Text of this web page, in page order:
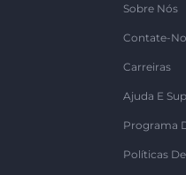
Sobre Nós
Contate-
Carreiras
Ajuda E
Programa
Políticas